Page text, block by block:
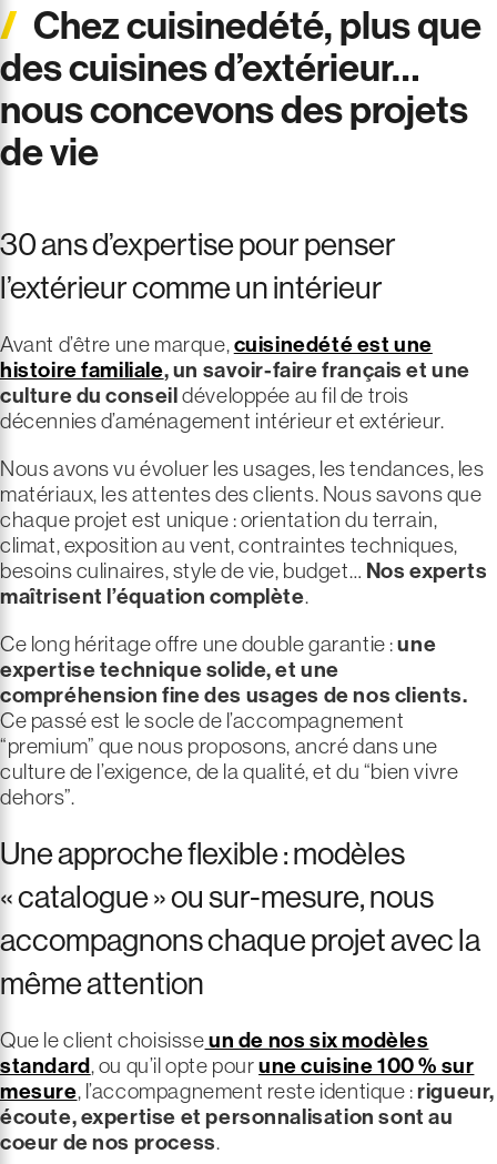
Chez cuisinedété, plus que
des cuisines d’extérieur…
nous concevonsdes projets
de vie
30 ans d’expertise pour penser
l’extérieur comme un intérieur
Avant d’être une marque,cuisinedété est une
histoire familiale, un savoir-faire français et une
culture du conseildéveloppée au fil de trois
décennies d’aménagement intérieur et extérieur.
Nous avons vu évoluer les usages, les tendances, les
matériaux, les attentes des clients. Nous savons que
chaque projet est unique : orientation du terrain,
climat, exposition au vent, contraintes techniques,
besoins culinaires, style de vie, budget… Nos experts
maîtrisent l’équation complète.
Ce long héritage offre une double garantie :une
expertise technique solide, et une
compréhension fine des usages de nos clients.
Ce passé est le socle de l’accompagnement
“premium” que nous proposons, ancré dans une
culture de l’exigence, de la qualité, et du “bien vivre
dehors”.
Une approche flexible : modèles
« catalogue » ou sur-mesure, nous
accompagnons chaque projet avec la
même attention
Que le client choisisseun de nos six modèles
standard, ou qu’il opte pourune cuisine 100 % sur
mesure, l’accompagnement reste identique :rigueur,
écoute, expertise et personnalisation sont au
coeur de nos process.